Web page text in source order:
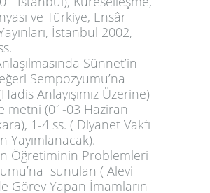
ve Türkiye, Ensâr
İstanbul 2002,
Sünnet’in
Sempozyumu’na
Anlayışımız Üzerine)
metni (01-03 Haziran
1-4 ss. ( Diyanet Vakfı
Yayımlanacak).
Öğretiminin Problemleri
sunulan ( Alevi
Görev Yapan İmamların